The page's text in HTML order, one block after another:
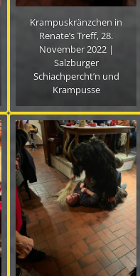
Krampuskränzchen in
Renate’s Treff, 28.
November 2022 |
Salzburger
Schiachpercht’n und
Krampusse